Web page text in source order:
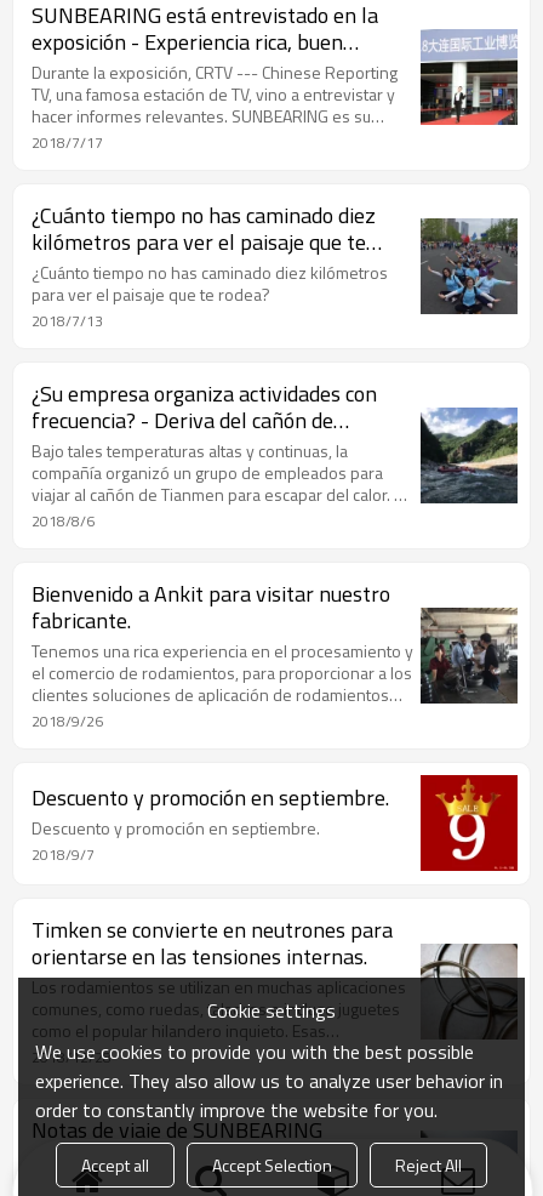
SUNBEARING está entrevistado en la
exposición - Experiencia rica, buen
producto
Durante la exposición, CRTV --- Chinese Reporting
TV, una famosa estación de TV, vino a entrevistar y
hacer informes relevantes. SUNBEARING es su
mejor proveedor en China.
2018/7/17
¿Cuánto tiempo no has caminado diez
kilómetros para ver el paisaje que te
rodea?
¿Cuánto tiempo no has caminado diez kilómetros
para ver el paisaje que te rodea?
2018/7/13
¿Su empresa organiza actividades con
frecuencia? - Deriva del cañón de
Tianmen
Bajo tales temperaturas altas y continuas, la
compañía organizó un grupo de empleados para
viajar al cañón de Tianmen para escapar del calor. No
solo puede hacer que los empleados se sientan
hacer que la compañía sea más cohesionada. ¿Su
empresa organiza actividades con frecuencia?
2018/8/6
Bienvenido a Ankit para visitar nuestro
fabricante.
Tenemos una rica experiencia en el procesamiento y
el comercio de rodamientos, para proporcionar a los
clientes soluciones de aplicación de rodamientos
profesionales. Los rodamientos se pueden producir
2018/9/26
Descuento y promoción en septiembre.
Descuento y promoción en septiembre.
2018/9/7
Timken se convierte en neutrones para
orientarse en las tensiones internas.
Los rodamientos se utilizan en muchas aplicaciones
comunes, como ruedas, taladros e incluso juguetes
como el popular hilandero inquieto. Esas
aplicaciones y otras similares confían en los
rodamientos para permitir un movimiento suave y
eficiente para millones de rotaciones.
2018/12/28
Notas de viaje de SUNBEARING
El día anterior a las vacaciones del Primero de Mayo,
SUNBEARING organizó un viaje para escalar la
Cookie settings
We use cookies to provide you with the best possible
experience. They also allow us to analyze user behavior in
order to constantly improve the website for you.
Accept all Accept Selection Reject All